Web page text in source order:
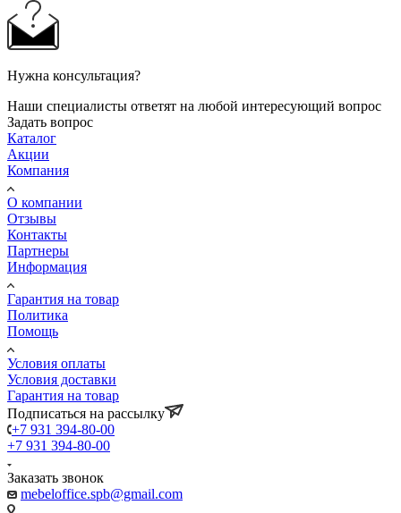
Нужна консультация?
Наши специалисты ответят на любой интересующий вопрос
Задать вопрос
Каталог
Акции
Компания
О компании
Отзывы
Контакты
Партнеры
Информация
Гарантия на товар
Политика
Помощь
Условия оплаты
Условия доставки
Гарантия на товар
Подписаться на рассылку
+7 931 394-80-00
+7 931 394-80-00
Заказать звонок
mebeloffice.spb@gmail.com